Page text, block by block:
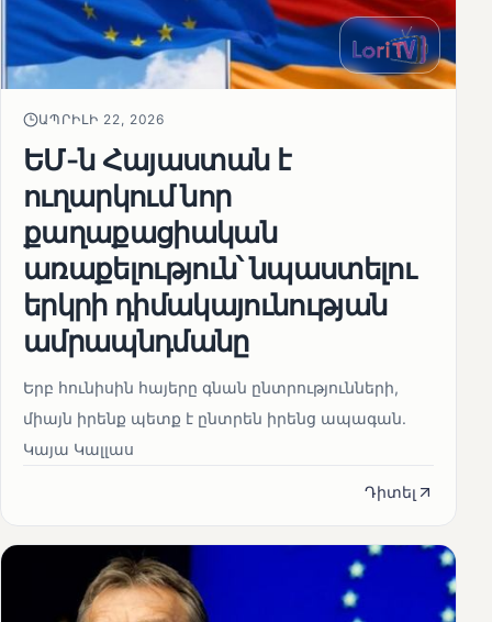
ԱՊՐԻԼԻ 22, 2026
ԵՄ-ն Հայաստան է
ուղարկում նոր
քաղաքացիական
առաքելություն՝ նպաստելու
երկրի դիմակայունության
ամրապնդմանը
Երբ հունիսին հայերը գնան ընտրությունների,
միայն իրենք պետք է ընտրեն իրենց ապագան.
Կայա Կալլաս
Դիտել